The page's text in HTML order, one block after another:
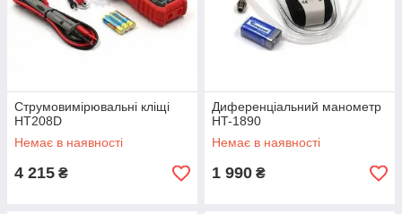
Струмовимірювальні кліщі
HT208D
Немає в наявності
4 215 ₴
Диференціальний манометр
HT-1890
Немає в наявності
1 990 ₴